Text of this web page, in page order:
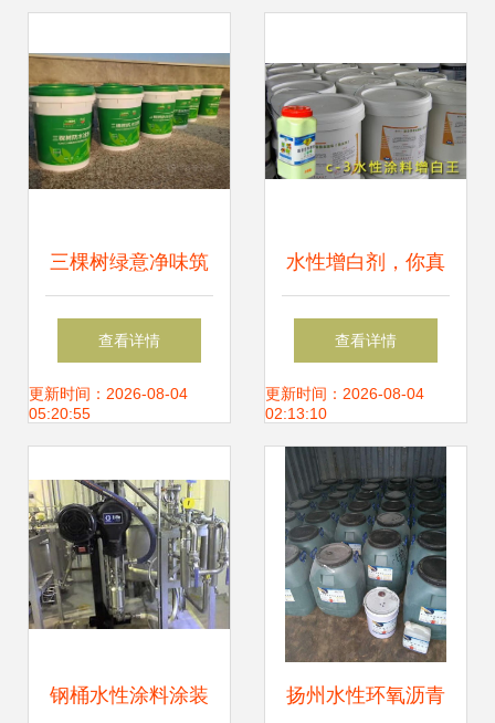
三棵树绿意净味筑
防线 广西长科新材
料项目的水性涂料
查看详情
更新时间：2026-08-04
05:20:55
水性增白剂，你真
的选对了吗？——
水性涂料关键环节
查看详情
更新时间：2026-08-04
02:13:10
钢桶水性涂料涂装 扬州水性环氧沥青